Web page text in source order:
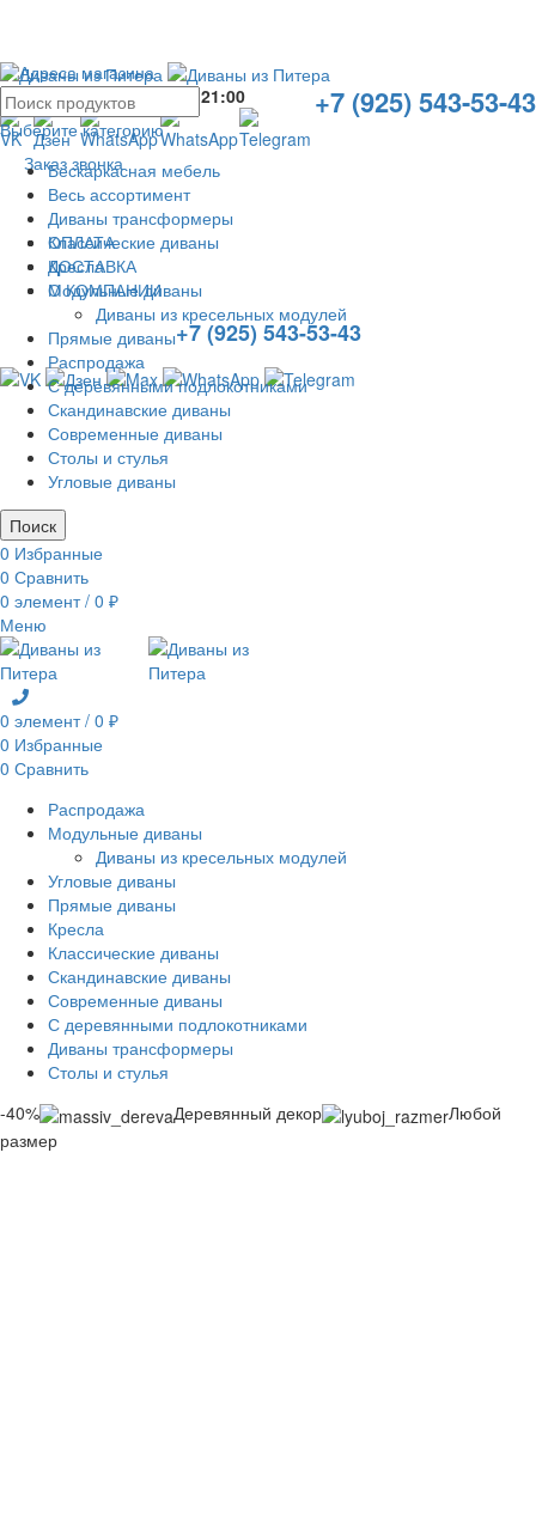
Адреса магазина
+7 (925) 543-53-43
Без выходных с10:00 21:00
Заказ звонка
ОПЛАТА
ДОСТАВКА
О КОМПАНИИ
+7 (925) 543-53-43
Выберите категорию
Бескаркасная мебель
Весь ассортимент
Диваны трансформеры
Классические диваны
Кресла
Модульные диваны
Диваны из кресельных модулей
Прямые диваны
Распродажа
С деревянными подлокотниками
Скандинавские диваны
Современные диваны
Столы и стулья
Угловые диваны
Поиск
0 Избранные
0 Сравнить
0 элемент / 0 ₽
Меню
0 элемент / 0 ₽
0 Избранные
0 Сравнить
Распродажа
Модульные диваны
Диваны из кресельных модулей
Угловые диваны
Прямые диваны
Кресла
Классические диваны
Скандинавские диваны
Современные диваны
С деревянными подлокотниками
Диваны трансформеры
Столы и стулья
-40%
Деревянный декор
Любой
размер